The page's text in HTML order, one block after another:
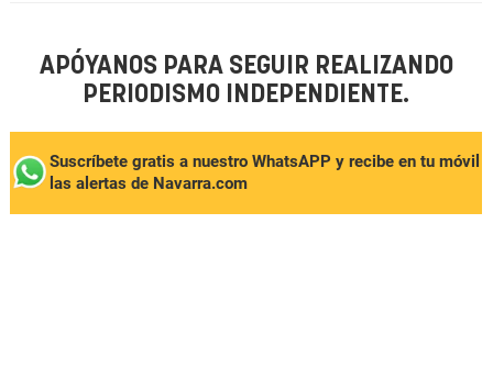
APÓYANOS PARA SEGUIR REALIZANDO
PERIODISMO INDEPENDIENTE.
Suscríbete gratis a nuestro WhatsAPP y recibe en tu móvil
las alertas de Navarra.com